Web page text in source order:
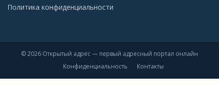
Политика конфиденциальности
© 2026 Открытый адрес — первый адресный портал онлайн
Конфиденциальность
Контакты